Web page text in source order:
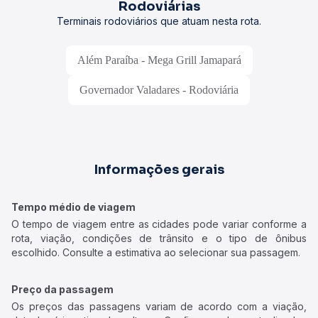
Rodoviárias
Terminais rodoviários que atuam nesta rota.
Além Paraíba - Mega Grill Jamapará
Governador Valadares - Rodoviária
Informações gerais
Tempo médio de viagem
O tempo de viagem entre as cidades pode variar conforme a
rota, viação, condições de trânsito e o tipo de ônibus
escolhido. Consulte a estimativa ao selecionar sua passagem.
Preço da passagem
Os preços das passagens variam de acordo com a viação,